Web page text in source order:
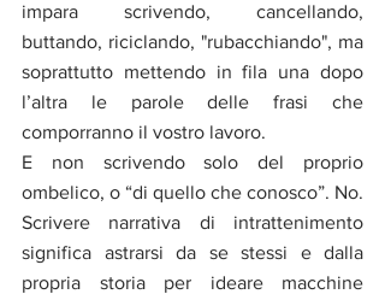
impara scrivendo, cancellando,
buttando, riciclando, "rubacchiando", ma
soprattutto mettendo in fila una dopo
l’altra le parole delle frasi che
comporranno il vostro lavoro.
E non scrivendo solo del proprio
ombelico, o “di quello che conosco”. No.
Scrivere narrativa di intrattenimento
significa astrarsi da se stessi e dalla
propria storia per ideare macchine